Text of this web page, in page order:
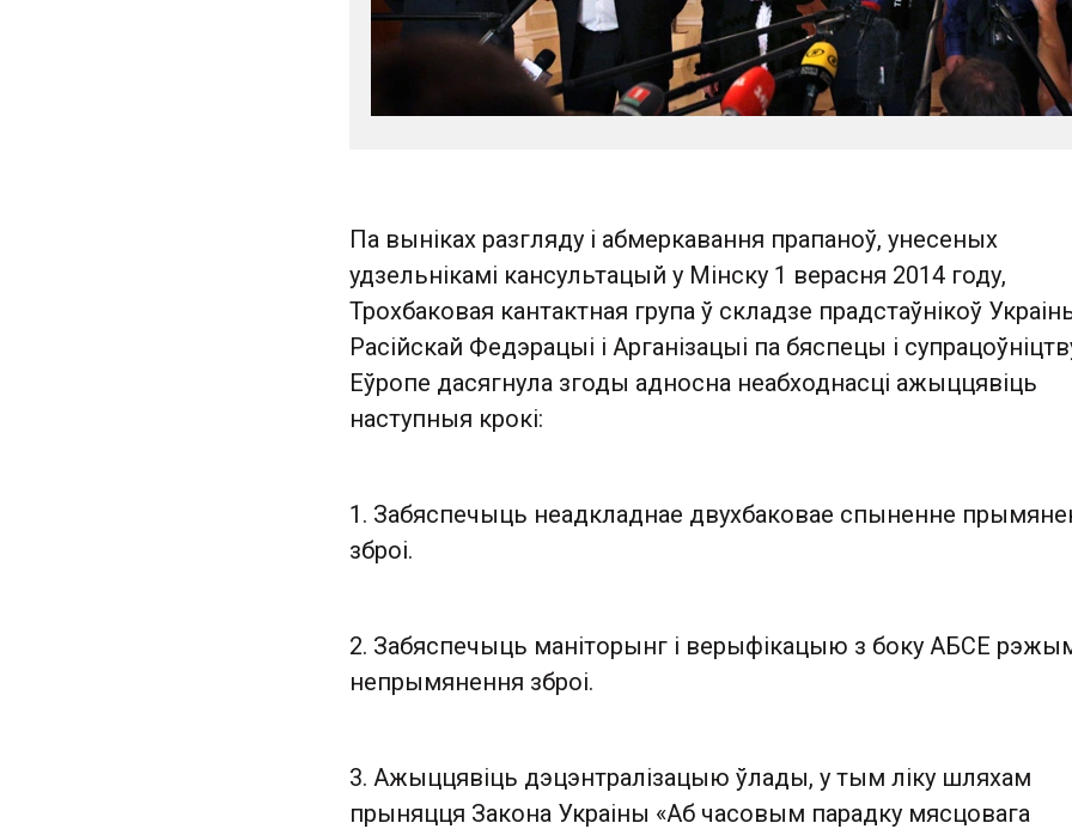
Па выніках разгляду і абмеркавання прапаноў, унесеных
удзельнікамі кансультацый у Мінску 1 верасня 2014 году,
Трохбаковая кантактная група ў складзе прадстаўнікоў
Расійскай Федэрацыі і Арганізацыі па бяспецы і
Еўропе дасягнула згоды адносна неабходнасці ажыццявіць
наступныя крокі:
1. Забяспечыць неадкладнае двухбаковае спыненне
зброі.
2. Забяспечыць маніторынг і верыфікацыю з боку АБСЕ
непрымянення зброі.
3. Ажыццявіць дэцэнтралізацыю ўлады, у тым ліку шляхам
прыняцця Закона Украіны «Аб часовым парадку мясцовага